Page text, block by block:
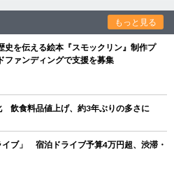
もっと見る
史を伝える絵本『スモックリン』制作プ
ァンディングで支援を募集
飲食料品値上げ、約3年ぶりの多さに
ブ」 宿泊ドライブ予算4万円超、渋滞・